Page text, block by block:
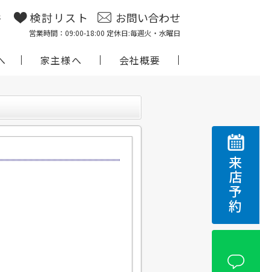
検討リスト お問い合わせ
営業時間：09:00-18:00 定休日:毎週火・水曜日
家主様へ 会社概要
来店予約